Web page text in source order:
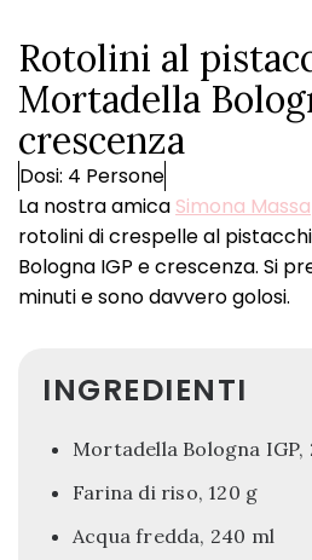
Rotolini al
Mortadella
crescenza
Dosi: 4 Persone
La nostra amica Simona Massa
rotolini di crespelle al
Bologna IGP e crescenza. Si
minuti e sono davvero golosi.
INGREDIENTI
Mortadella Bologna IGP,
Farina di riso, 120 g
Acqua fredda, 240 ml